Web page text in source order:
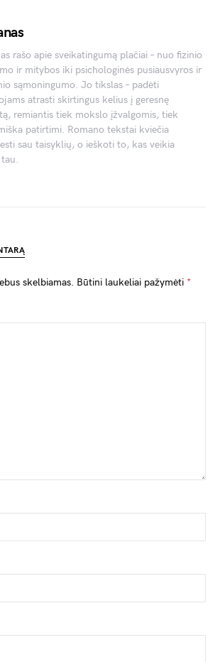
rašo apie sveikatingumą plačiai – nuo fizinio
ir mitybos iki psichologinės pusiausvyros ir
sąmoningumo. Jo tikslas – padėti
atrasti skirtingus kelius į geresnę
remiantis tiek mokslo įžvalgomis, tiek
patirtimi. Romano tekstai kviečia
sau taisyklių, o ieškoti to, kas veikia
skelbiamas. Būtini laukeliai pažymėti *